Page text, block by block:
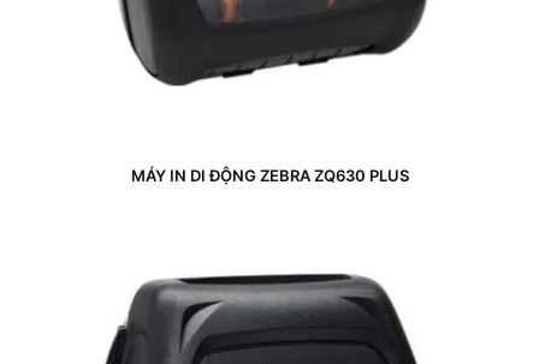
MÁY IN DI ĐỘNG ZEBRA ZQ630 PLUS